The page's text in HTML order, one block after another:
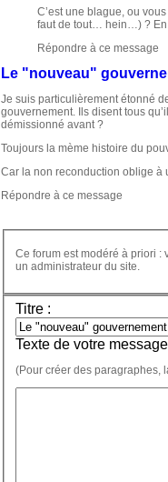
C’est une blague, ou
faut de tout… hein…) ? En
Répondre à ce message
Le "nouveau"
Je suis particulièrement étonné
gouvernement. Ils disent tous
démissionné avant ?
Toujours la mème histoire du
Car la non reconduction oblige à
Répondre à ce message
Ce forum est modéré à priori
un administrateur du site.
Titre :
Texte de votre
(Pour créer des paragraphes,